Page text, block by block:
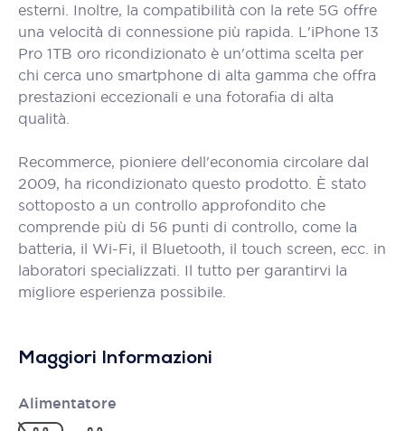
esterni. Inoltre, la compatibilità con la rete 5G offre
una velocità di connessione più rapida. L'iPhone 13
Pro 1TB oro ricondizionato è un'ottima scelta per
chi cerca uno smartphone di alta gamma che offra
prestazioni eccezionali e una fotorafia di alta
qualità.
Recommerce, pioniere dell'economia circolare dal
2009, ha ricondizionato questo prodotto. È stato
sottoposto a un controllo approfondito che
comprende più di 56 punti di controllo, come la
batteria, il Wi-Fi, il Bluetooth, il touch screen, ecc. in
laboratori specializzati. Il tutto per garantirvi la
migliore esperienza possibile.
Maggiori Informazioni
Alimentatore